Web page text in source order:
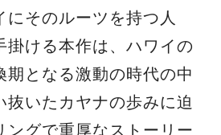
にそのルーツを持つ人
掛ける本作は、ハワイの
期となる激動の時代の中
抜いたカヤナの歩みに迫
ングで重厚なストーリー